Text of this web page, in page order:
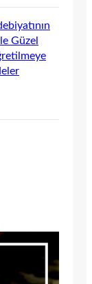
Güzel